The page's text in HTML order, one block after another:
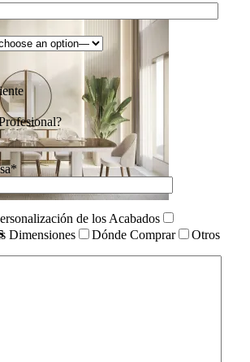
de los Acabados
Dimensiones
Dónde Comprar Otros